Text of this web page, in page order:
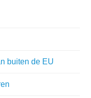
buiten de EU